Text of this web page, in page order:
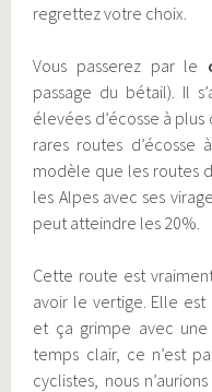
regrettez votre choix.
Vous passerez par le
passage du bétail). Il
élevées d’écosse à plus
rares routes
modèle que les routes
les Alpes avec ses
peut atteindre les 20%.
Cette route est
avoir le vertige. Elle
et ça grimpe avec
temps clair, ce n’est
cyclistes, nous